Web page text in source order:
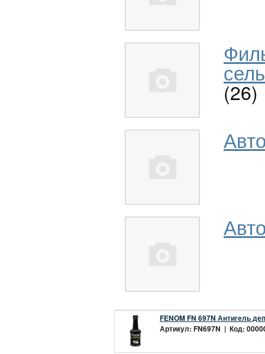
(26)
FENOM FN 697N Антигель
Артикул: FN697N | Код: